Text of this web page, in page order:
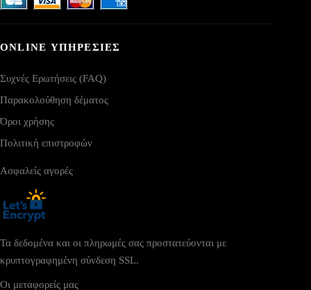
ONLINE ΥΠΗΡΕΣΙΕΣ
Συχνές Ερωτήσεις (FAQ)
Παρακολούθηση δέματος
Όροι χρήσης
Πολιτική επιστροφών
Ασφαλείς αγορές
Τα δεδομένα και οι πληρωμές σας προστατεύονται με
κρυπτογραφημένη σύνδεση SSL.
Οι μεταφορείς μας